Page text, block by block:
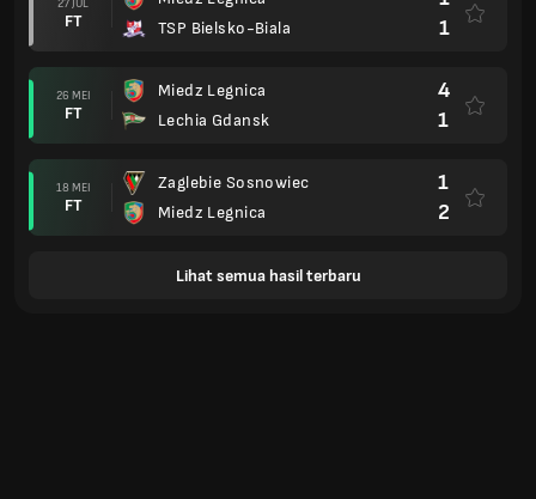
27 JUL
FT
TSP Bielsko-Biala
1
26 MEI
FT
Miedz Legnica
Lechia Gdansk
4
1
18 MEI
FT
Zaglebie Sosnowiec
Miedz Legnica
1
2
Lihat semua hasil terbaru